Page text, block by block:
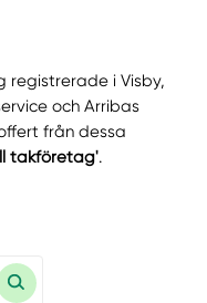
i Visby,
och Arribas
från dessa
takföretag'.